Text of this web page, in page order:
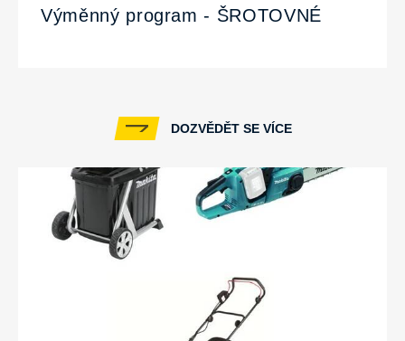
Výměnný program - ŠROTOVNÉ
DOZVĚDĚT SE VÍCE